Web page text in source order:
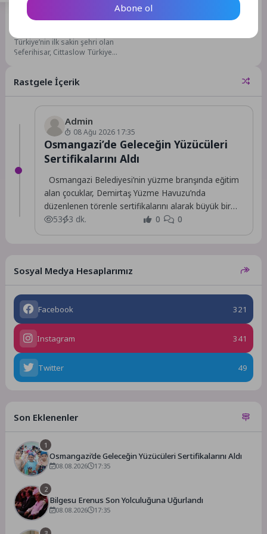
Cittaslow Türkiye Ağı
belediyeden yoğun ilgi
Türkiye’nin ilk sakin şehri olan
Seferihisar, Cittaslow Türkiye
Rastgele İçerik
Admin
08 Ağu 2026 17:35
Osmangazi’de Geleceğin Yüzücüleri
Sertifikalarını Aldı
Osmangazi Belediyesi’nin yüzme branşında eğitim
alan çocuklar, Demirtaş Yüzme Havuzu’nda
düzenlenen törenle sertifikalarını alarak büyük bir
mutluluk yaşadı.
53 3 dk. 0 0
Sosyal Medya Hesaplarımız
Facebook 321
Instagram 341
Twitter 49
Son Eklenenler
1
Osmangazi’de Geleceğin Yüzücüleri Sertifikalarını Aldı
08.08.2026 17:35
2
Bilgesu Erenus Son Yolculuğuna Uğurlandı
08.08.2026 17:35
Abone ol